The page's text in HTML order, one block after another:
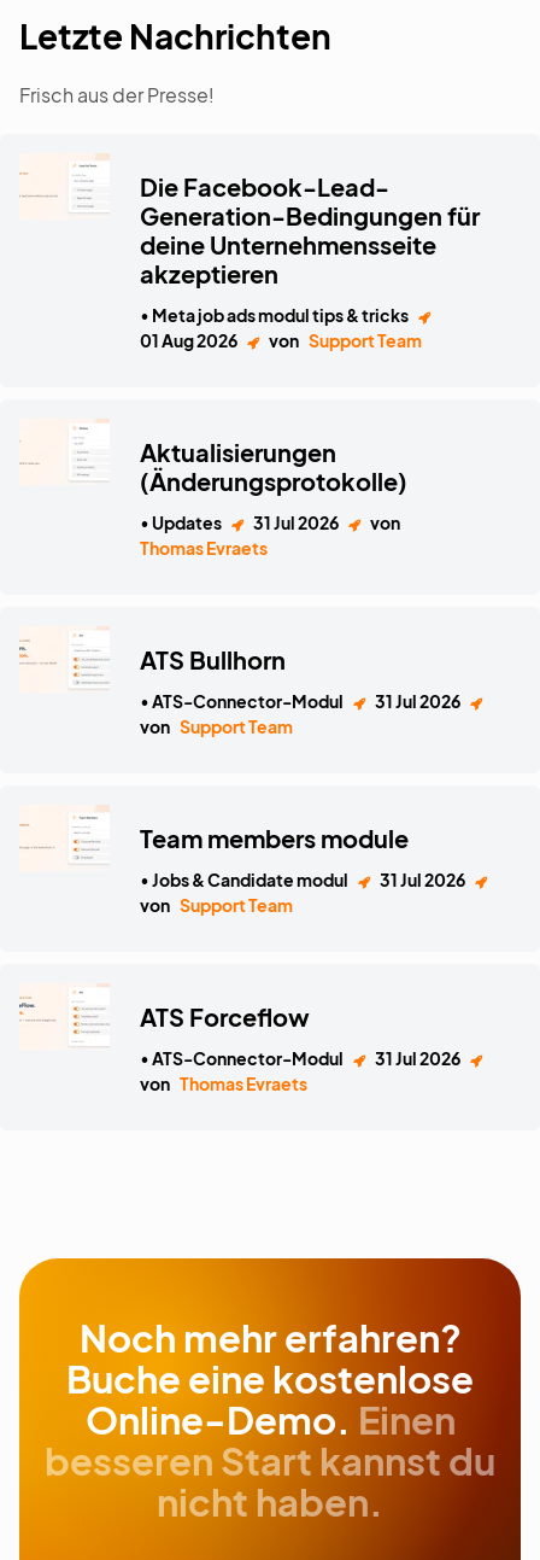
Letzte Nachrichten
Frisch aus der Presse!
Die Facebook-Lead-
Generation-Bedingungen für
deine Unternehmensseite
akzeptieren
• Meta job ads modul tips & tricks
01 Aug 2026
von Support Team
Aktualisierungen
(Änderungsprotokolle)
• Updates 31 Jul 2026
von
Thomas Evraets
ATS Bullhorn
• ATS-Connector-Modul
31 Jul 2026
von Support Team
Team members module
• Jobs & Candidate modul
31 Jul 2026
von Support Team
ATS Forceflow
• ATS-Connector-Modul
31 Jul 2026
von Thomas Evraets
Noch mehr erfahren?
Buche eine kostenlose
Online-Demo. Einen
besseren Start kannst du
nicht haben.